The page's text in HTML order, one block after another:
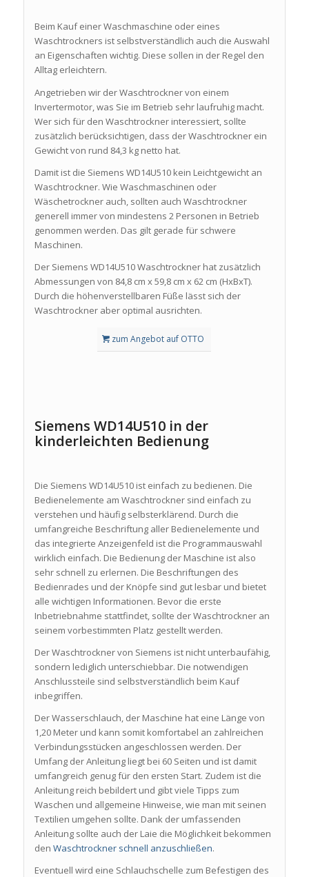
Beim Kauf einer Waschmaschine oder eines
Waschtrockners ist selbstverständlich auch die Auswahl
an Eigenschaften wichtig. Diese sollen in der Regel den
Alltag erleichtern.
Angetrieben wir der Waschtrockner von einem
Invertermotor, was Sie im Betrieb sehr laufruhig macht.
Wer sich für den Waschtrockner interessiert, sollte
zusätzlich berücksichtigen, dass der Waschtrockner ein
Gewicht von rund 84,3 kg netto hat.
Damit ist die Siemens WD14U510 kein Leichtgewicht an
Waschtrockner. Wie Waschmaschinen oder
Wäschetrockner auch, sollten auch Waschtrockner
generell immer von mindestens 2 Personen in Betrieb
genommen werden. Das gilt gerade für schwere
Maschinen.
Der Siemens WD14U510 Waschtrockner hat zusätzlich
Abmessungen von 84,8 cm x 59,8 cm x 62 cm (HxBxT).
Durch die höhenverstellbaren Füße lässt sich der
Waschtrockner aber optimal ausrichten.
zum Angebot auf OTTO
Siemens WD14U510 in der
kinderleichten Bedienung
Die Siemens WD14U510 ist einfach zu bedienen. Die
Bedienelemente am Waschtrockner sind einfach zu
verstehen und häufig selbsterklärend. Durch die
umfangreiche Beschriftung aller Bedienelemente und
das integrierte Anzeigenfeld ist die Programmauswahl
wirklich einfach. Die Bedienung der Maschine ist also
sehr schnell zu erlernen. Die Beschriftungen des
Bedienrades und der Knöpfe sind gut lesbar und bietet
alle wichtigen Informationen. Bevor die erste
Inbetriebnahme stattfindet, sollte der Waschtrockner an
seinem vorbestimmten Platz gestellt werden.
Der Waschtrockner von Siemens ist nicht unterbaufähig,
sondern lediglich unterschiebbar. Die notwendigen
Anschlussteile sind selbstverständlich beim Kauf
inbegriffen.
Der Wasserschlauch, der Maschine hat eine Länge von
1,20 Meter und kann somit komfortabel an zahlreichen
Verbindungsstücken angeschlossen werden. Der
Umfang der Anleitung liegt bei 60 Seiten und ist damit
umfangreich genug für den ersten Start. Zudem ist die
Anleitung reich bebildert und gibt viele Tipps zum
Waschen und allgemeine Hinweise, wie man mit seinen
Textilien umgehen sollte. Dank der umfassenden
Anleitung sollte auch der Laie die Möglichkeit bekommen
den Waschtrockner schnell anzuschließen.
Eventuell wird eine Schlauchschelle zum Befestigen des